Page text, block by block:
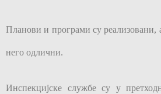
Планови и програми су реализовани,
него одлични.
Инспекцијске службе су у